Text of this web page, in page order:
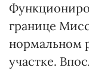
границе
нормальном
участке.